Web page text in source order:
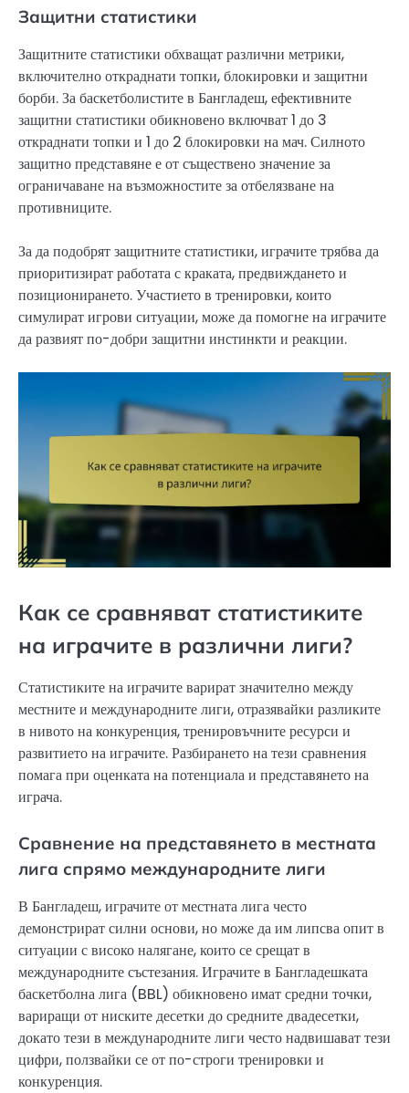
Защитни статистики
Защитните статистики обхващат различни метрики,
включително откраднати топки, блокировки и защитни
борби. За баскетболистите в Бангладеш, ефективните
защитни статистики обикновено включват 1 до 3
откраднати топки и 1 до 2 блокировки на мач. Силното
защитно представяне е от съществено значение за
ограничаване на възможностите за отбелязване на
противниците.
За да подобрят защитните статистики, играчите трябва да
приоритизират работата с краката, предвиждането и
позиционирането. Участието в тренировки, които
симулират игрови ситуации, може да помогне на играчите
да развият по-добри защитни инстинкти и реакции.
Как се сравняват статистиките
на играчите в различни лиги?
Статистиките на играчите варират значително между
местните и международните лиги, отразявайки разликите
в нивото на конкуренция, тренировъчните ресурси и
развитието на играчите. Разбирането на тези сравнения
помага при оценката на потенциала и представянето на
играча.
Сравнение на представянето в местната
лига спрямо международните лиги
В Бангладеш, играчите от местната лига често
демонстрират силни основи, но може да им липсва опит в
ситуации с високо налягане, които се срещат в
международните състезания. Играчите в Бангладешката
баскетболна лига (BBL) обикновено имат средни точки,
вариращи от ниските десетки до средните двадесетки,
докато тези в международните лиги често надвишават тези
цифри, ползвайки се от по-строги тренировки и
конкуренция.